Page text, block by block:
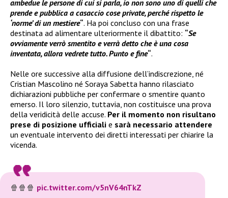
ambedue le persone di cui si parla, io non sono uno di quelli che
prende e pubblica a casaccio cose private, perché rispetto le
‘norme’ di un mestiere“. Ha poi concluso con una frase
destinata ad alimentare ulteriormente il dibattito: “Se
ovviamente verrò smentito e verrà detto che è una cosa
inventata, allora vedrete tutto. Punto e fine“.
Nelle ore successive alla diffusione dell’indiscrezione, né
Cristian Mascolino né Soraya Sabetta hanno rilasciato
dichiarazioni pubbliche per confermare o smentire quanto
emerso. Il loro silenzio, tuttavia, non costituisce una prova
della veridicità delle accuse. Per il momento non risultano
prese di posizione ufficiali e sarà necessario attendere
un eventuale intervento dei diretti interessati per chiarire la
vicenda.
🍿🍿🍿 pic.twitter.com/v5nV64nTkZ